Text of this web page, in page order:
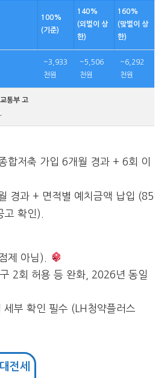
100%
(기준)
140%
(외벌이 상
한)
160%
(맞벌이 상
한)
~3,933
천원
~5,506
천원
~6,292
천원
통부 고
합저축 가입 6개월 경과 + 6회 이
경과 + 면적별 예치금액 납입 (85
고 확인).
제 아님).
2회 허용 등 완화, 2026년 동일
세부 확인 필수 (LH청약플러스
전세